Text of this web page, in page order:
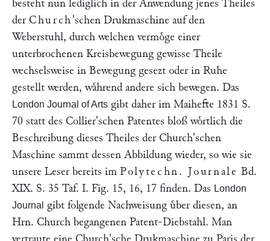
besteht nun lediglich in der Anwendung jenes Theiles
der Church 'schen Drukmaschine auf den
Weberstuhl, durch welchen vermoͤge einer
unterbrochenen Kreisbewegung gewisse Theile
wechselsweise in Bewegung gesezt oder in Ruhe
gestellt werden, waͤhrend andere sich bewegen. Das
London Journal of Arts gibt daher im Maihefte 1831 S.
70 statt des Collier'schen Patentes bloß woͤrtlich die
Beschreibung dieses Theiles der Church'schen
Maschine sammt dessen Abbildung wieder, so wie sie
unsere Leser bereits im Polytechn. Journale Bd.
XIX. S. 35 Taf. I. Fig. 15, 16, 17 finden. Das London
Journal
gibt folgende Nachweisung uͤber diesen, an
Hrn. Church begangenen Patent-Diebstahl. Man